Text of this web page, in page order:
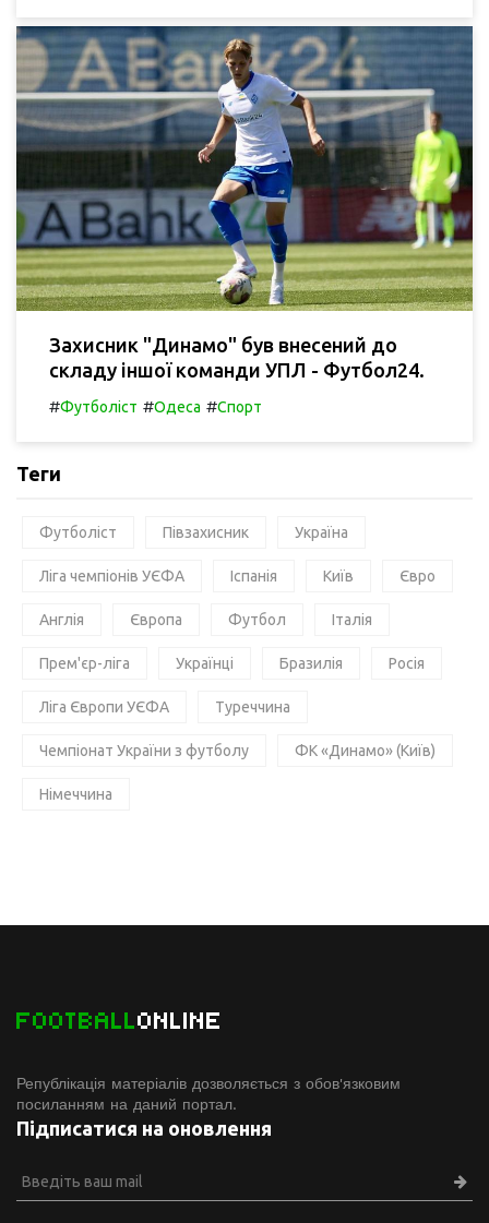
Захисник "Динамо" був внесений до
складу іншої команди УПЛ - Футбол24.
#Футболіст #Одеса #Спорт
Теги
Футболіст Півзахисник Україна
Ліга чемпіонів УЄФА Іспанія Київ Євро
Англія Європа Футбол Італія
Прем'єр-ліга Українці Бразилія Росія
Ліга Європи УЄФА Туреччина
Чемпіонат України з футболу ФК «Динамо» (Київ)
Німеччина
FOOTBALLONLINE
Републікація матеріалів дозволяється з обов'язковим
посиланням на даний портал.
Підписатися на оновлення